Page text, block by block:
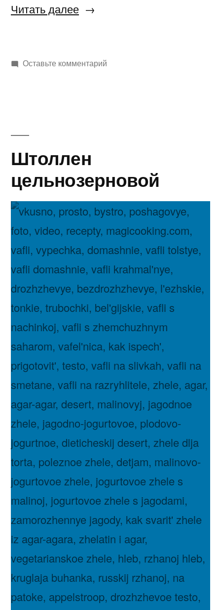
Читать далее«Маковый
gugelhupf»»
Оставьте комментарийк
Штоллен
цельнозерновой